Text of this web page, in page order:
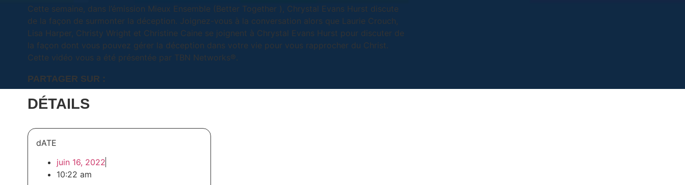
Cette semaine, dans l’émission Mieux Ensemble (Better Together ), Chrystal Evans Hurst discute
de la façon de surmonter la déception. Joignez-vous à la conversation alors que Laurie Crouch,
Lisa Harper, Christy Wright et Christine Caine se joignent à Chrystal Evans Hurst pour discuter de
la façon dont vous pouvez gérer la déception dans votre vie pour vous rapprocher du Christ.
Cette vidéo vous a été présentée par TBN Networks®.
PARTAGER SUR :
DÉTAILS
dATE
juin 16, 2022
10:22 am